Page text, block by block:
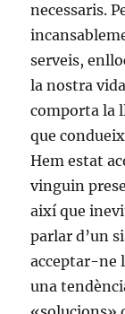
necessaris.
serveis,
la nostra
comporta la
que
Hem estat
vinguin
així que
parlar d’un
acceptar-ne
una